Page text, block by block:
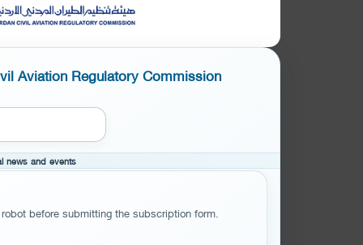
Aviation Regulatory Commission
news and events
before submitting the subscription form.